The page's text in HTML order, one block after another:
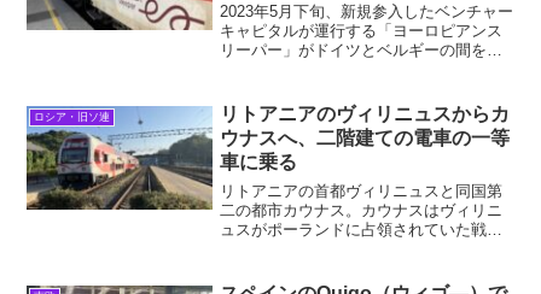
2023年5月下旬、新規参入したベンチャー
キャピタルが運行する「ヨーロピアンス
リーパー」がドイツとベルギーの間を走
と、旅客営業を実現するまでに彼らの歩
んだストーリーは多く...
ロシア・旧ソ連
リトアニアのヴィリニュスからカ
ウナスへ、二階建ての電車の一等
車に乗る
リトアニアの首都ヴィリニュスと同国第
二の都市カウナス。カウナスはヴィリニ
ュスがポーランドに占領されていた戦間
この両都市はバルト三国で最も鉄道が発